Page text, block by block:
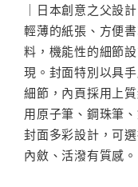
｜日本創意之父設
輕薄的紙張、方便
料，機能性的細節
現。封面特別以具
細節，內頁採用上
用原子筆、鋼珠筆
封面多彩設計，可
內斂、活潑有質感。